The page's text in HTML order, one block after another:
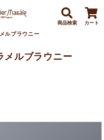
商品検索 カート
ルブラウニー
メルブラウニー